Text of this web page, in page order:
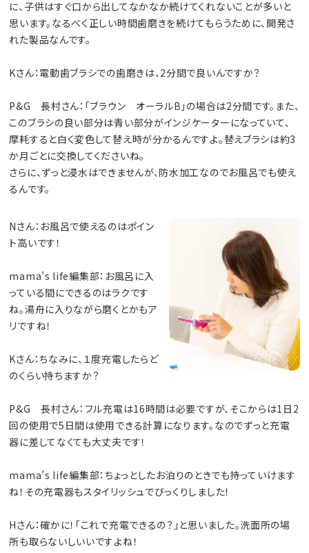
に、子供はすぐ口から出してなかなか続けてくれないことが多いと
思います。なるべく正しい時間歯磨きを続けてもらうために、開発さ
れた製品なんです。
Kさん：電動歯ブラシでの歯磨きは、2分間で良いんですか？
P&G 長村さん：「ブラウン オーラルB」の場合は2分間です。また、
このブラシの良い部分は青い部分がインジケーターになっていて、
摩耗すると白く変色して替え時が分かるんですよ。替えブラシは約3
か月ごとに交換してくださいね。
さらに、ずっと浸水はできませんが、防水加工なのでお風呂でも使え
るんです。
Nさん：お風呂で使えるのはポイン
ト高いです！
mama’s life編集部：お風呂に入
っている間にできるのはラクです
ね。湯舟に入りながら磨くとかもア
リですね！
Kさん：ちなみに、１度充電したらど
のくらい持ちますか？
P&G 長村さん：フル充電は16時間は必要ですが、そこからは1日2
回の使用で5日間は使用できる計算になります。なのでずっと充電
器に差してなくても大丈夫です！
mama’s life編集部：ちょっとしたお泊りのときでも持っていけます
ね！その充電器もスタイリッシュでびっくりしました！
Hさん：確かに！「これで充電できるの？」と思いました。洗面所の場
所も取らないしいいですよね！